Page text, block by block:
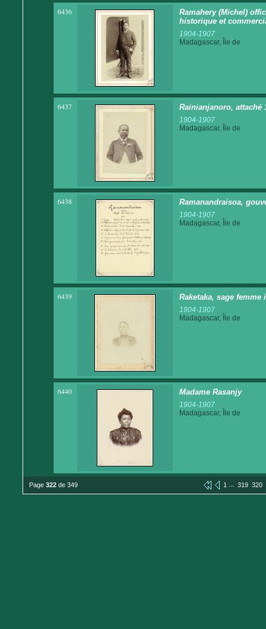
6436
Ramahery (Michel)
historique et
1904-1907
Madagascar, Île de
6437 Rainianjanoro, attaché
1904-1907
Madagascar, Île de
6438 Ramanandraisoa,
1904-1907
Madagascar, Île de
6439 Raketaka, sage femme
1904-1907
Madagascar, Île de
6440 Madame Rasanjy
1904-1907
Madagascar, Île de
Page 322 de 349 1 ... 319 320